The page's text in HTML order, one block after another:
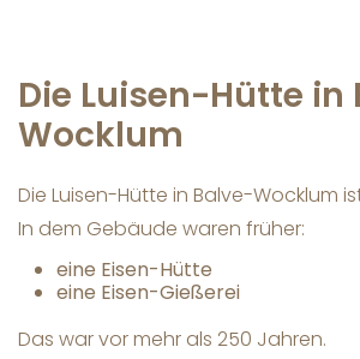
Die Luisen-Hütte in
Wocklum
Die Luisen-Hütte in Balve-Wocklum
In dem Gebäude waren früher:
eine Eisen-Hütte
eine Eisen-Gießerei
Das war vor mehr als 250 Jahren.